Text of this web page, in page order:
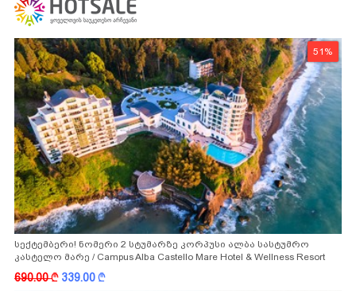
51%
სექტემბერი! ნომერი 2 სტუმარზე კორპუსი ალბა სასტუმრო
კასტელო მარე / Campus Alba Castello Mare Hotel & Wellness Resort
-სგან!
690.00k 339.00k